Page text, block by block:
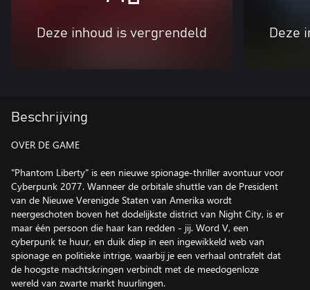
Deze inhoud is vergrendeld Deze
Beschrijving
OVER DE GAME
"Phantom Liberty" is een nieuwe spionage-thriller avontuur voor
Cyberpunk 2077. Wanneer de orbitale shuttle van de President
van de Nieuwe Verenigde Staten van Amerika wordt
neergeschoten boven het dodelijkste district van Night City, is er
maar één persoon die haar kan redden - jij. Word V, een
cyberpunk te huur, en duik diep in een ingewikkeld web van
spionage en politieke intrige, waarbij je een verhaal ontrafelt dat
de hoogste machtskringen verbindt met de meedogenloze
wereld van zwarte markt huurlingen.